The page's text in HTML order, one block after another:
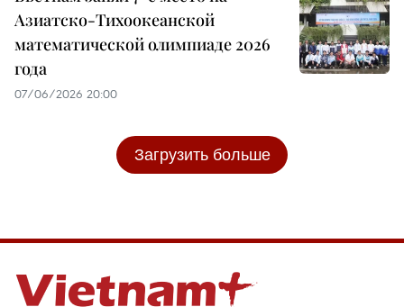
Азиатско-Тихоокеанской
математической олимпиаде 2026
года
07/06/2026 20:00
Загрузить больше